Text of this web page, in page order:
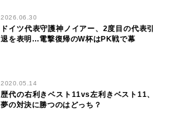
2026.06.30
ドイツ代表守護神ノイアー、2度目の代表引
退を表明…電撃復帰のW杯はPK戦で幕
2020.05.14
歴代の右利きベスト11vs左利きベスト11、
夢の対決に勝つのはどっち？